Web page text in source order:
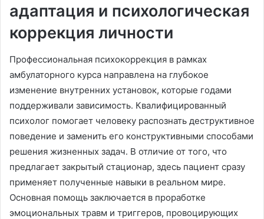
адаптация и психологическая
коррекция личности
Профессиональная психокоррекция в рамках
амбулаторного курса направлена на глубокое
изменение внутренних установок, которые годами
поддерживали зависимость․ Квалифицированный
психолог помогает человеку распознать деструктивное
поведение и заменить его конструктивными способами
решения жизненных задач․ В отличие от того, что
предлагает закрытый стационар, здесь пациент сразу
применяет полученные навыки в реальном мире․
Основная помощь заключается в проработке
эмоциональных травм и триггеров, провоцирующих